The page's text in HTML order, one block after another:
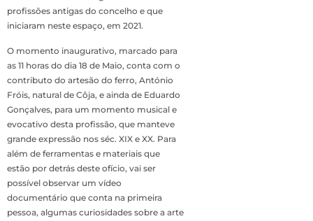
profissões antigas do concelho e que
iniciaram neste espaço, em 2021.
O momento inaugurativo, marcado para
as 11 horas do dia 18 de Maio, conta com o
contributo do artesão do ferro, António
Fróis, natural de Côja, e ainda de Eduardo
Gonçalves, para um momento musical e
evocativo desta profissão, que manteve
grande expressão nos séc. XIX e XX. Para
além de ferramentas e materiais que
estão por detrás deste ofício, vai ser
possível observar um vídeo
documentário que conta na primeira
pessoa, algumas curiosidades sobre a arte